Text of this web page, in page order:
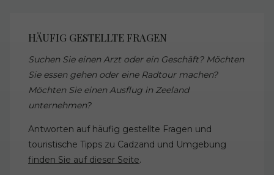
HÄUFIG GESTELLTE FRAGEN
Suchen Sie einen Arzt oder ein Geschäft? Möchten
Sie essen gehen oder eine Radtour machen?
Möchten Sie einen Ausflug in Zeeland
unternehmen?
Antworten auf häufig gestellte Fragen und
touristische Tipps zu Cadzand und Umgebung
finden Sie auf dieser Seite.